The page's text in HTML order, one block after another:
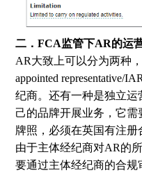
二．FCA监管下AR的运
AR大致上可以分为两种
appointed representative/
纪商。还有一种是独立
己的品牌开展业务，它
牌照，必须在英国有注册
由于主体经纪商对AR的
要通过主体经纪商的合